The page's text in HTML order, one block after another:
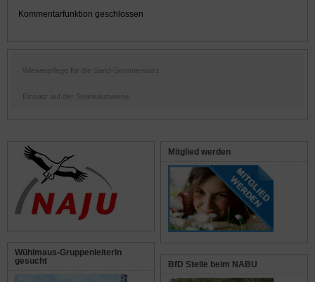
Kommentarfunktion geschlossen
Wiesenpflege für die Sand-Sommerwurz
Einsatz auf der Steinkauzwiese
Mitglied werden
BfD Stelle beim NABU
Wühlmaus-GruppenleiterIn
gesucht